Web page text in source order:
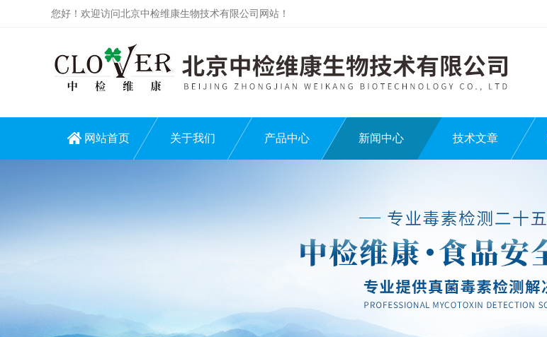
您好！欢迎访问北京中检维康生物技术有限公司网站！
网站首页 关于我们 产品中心 新闻中心 技术文章